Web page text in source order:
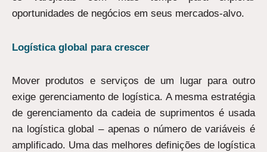
oportunidades de negócios em seus mercados-alvo.
Logística global para crescer
Mover produtos e serviços de um lugar para outro
exige gerenciamento de logística. A mesma estratégia
de gerenciamento da cadeia de suprimentos é usada
na logística global – apenas o número de variáveis é
amplificado. Uma das melhores definições de logística